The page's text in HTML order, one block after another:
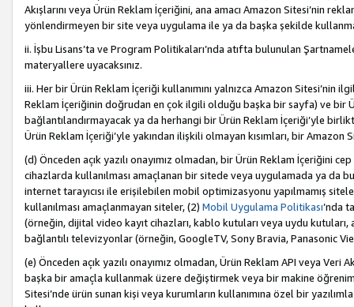
Akışlarını veya Ürün Reklam İçeriğini, ana amacı Amazon Sitesi’nin
yönlendirmeyen bir site veya uygulama ile ya da başka şekilde
ii. İşbu Lisans’ta ve Program Politikaları’nda atıfta bulunulan
materyallere uyacaksınız.
iii. Her bir Ürün Reklam İçeriği kullanımını yalnızca Amazon
Reklam İçeriğinin doğrudan en çok ilgili olduğu başka bir sayfa) ve bir
bağlantılandırmayacak ya da herhangi bir Ürün Reklam İçeriği’yle
Ürün Reklam İçeriği’yle yakından ilişkili olmayan kısımları, bir Amazon
(d) Önceden açık yazılı onayımız olmadan, bir Ürün Reklam İçeriğini
cihazlarda kullanılması amaçlanan bir sitede veya uygulamada ya da
internet tarayıcısı ile erişilebilen mobil optimizasyonu yapılmamış
kullanılması amaçlanmayan siteler, (2) Mobil Uygulama Politikası’nda
(örneğin, dijital video kayıt cihazları, kablo kutuları veya uydu kutuları,
bağlantılı televizyonlar (örneğin, GoogleTV, Sony Bravia, Panasonic
(e) Önceden açık yazılı onayımız olmadan, Ürün Reklam API veya
başka bir amaçla kullanmak üzere değiştirmek veya bir makine
Sitesi’nde ürün sunan kişi veya kurumların kullanımına özel bir